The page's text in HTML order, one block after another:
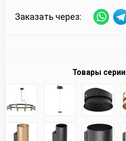
Заказать через:
Товары серии